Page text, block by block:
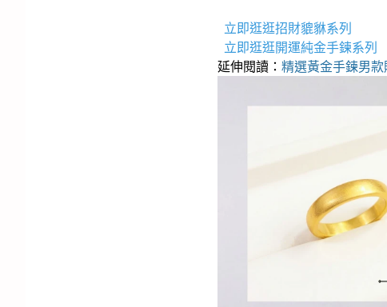
立即逛逛招財貔貅系列
立即逛逛開運純金手鍊系列
延伸閱讀： 精選黃金手鍊男